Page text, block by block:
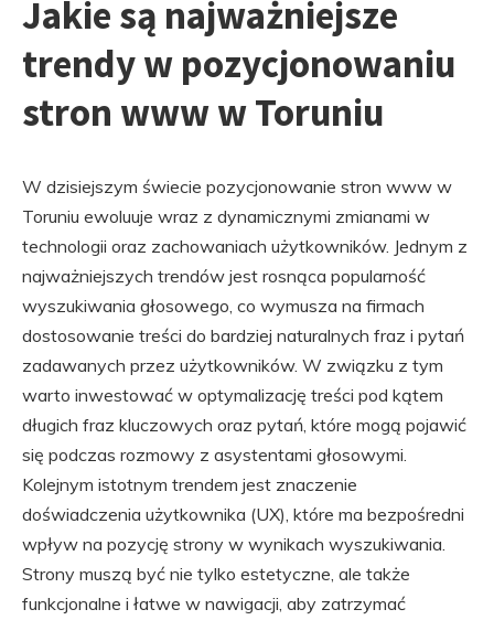
Jakie są najważniejsze
trendy w pozycjonowaniu
stron www w Toruniu
W dzisiejszym świecie pozycjonowanie stron www w
Toruniu ewoluuje wraz z dynamicznymi zmianami w
technologii oraz zachowaniach użytkowników. Jednym z
najważniejszych trendów jest rosnąca popularność
wyszukiwania głosowego, co wymusza na firmach
dostosowanie treści do bardziej naturalnych fraz i pytań
zadawanych przez użytkowników. W związku z tym
warto inwestować w optymalizację treści pod kątem
długich fraz kluczowych oraz pytań, które mogą pojawić
się podczas rozmowy z asystentami głosowymi.
Kolejnym istotnym trendem jest znaczenie
doświadczenia użytkownika (UX), które ma bezpośredni
wpływ na pozycję strony w wynikach wyszukiwania.
Strony muszą być nie tylko estetyczne, ale także
funkcjonalne i łatwe w nawigacji, aby zatrzymać